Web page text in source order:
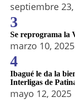
septiembre
3
Se reprograma la
marzo 10, 2025
4
Ibagué le da la
Interligas de
mayo 12, 2025